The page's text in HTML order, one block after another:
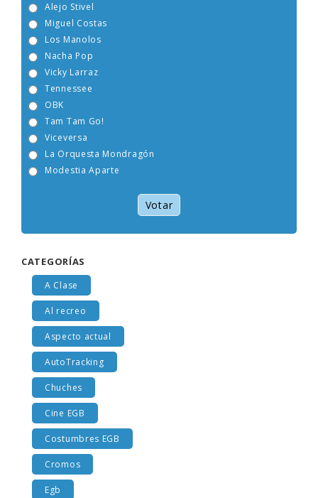
Alejo Stivel
Miguel Costas
Los Manolos
Nacha Pop
Vicky Larraz
Tennessee
OBK
Tam Tam Go!
Viceversa
La Orquesta Mondragón
Modestia Aparte
Votar
CATEGORÍAS
A Clase
Al recreo
Aspecto actual
AutoTracking
Chuches
Cine EGB
Costumbres EGB
Cromos
Egb